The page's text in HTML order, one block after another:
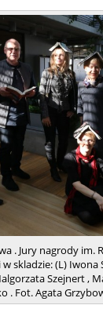
. Jury nagrody im.
skladzie: (L) Iwona
Szejnert ,
. Fot. Agata